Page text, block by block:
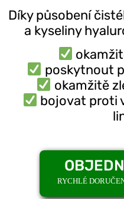
Díky působení
a kyseliny
poskytnout
okamžitě
bojovat proti
RYCHLÉ